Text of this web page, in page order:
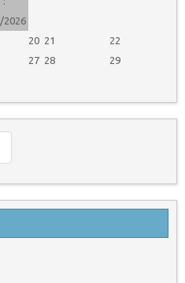
2026
20 21
22
27 28
29